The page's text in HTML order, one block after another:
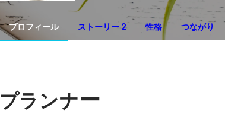
プロフィール ストーリー 2 性格 つながり
プランナー